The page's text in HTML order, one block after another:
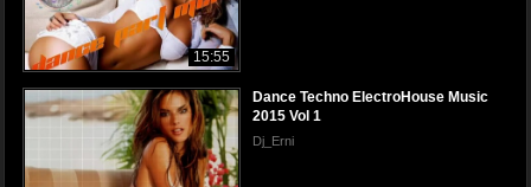
15:55
Dance Techno ElectroHouse Music
2015 Vol 1
Dj_Erni